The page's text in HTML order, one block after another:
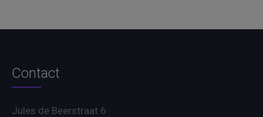
Contact
Jules de Beerstraat 6